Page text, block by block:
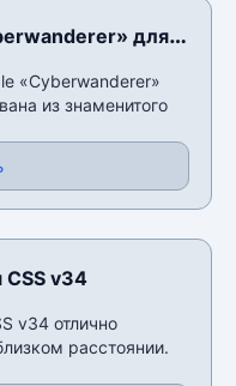
для
«Cyberwanderer»
из знаменитого
v34
v34 отлично
расстоянии.